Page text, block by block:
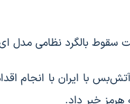
۶۴ آپاچی خبر داد که تحقیقات در این باره در
با ایران با انجام
هرمز خبر داد.